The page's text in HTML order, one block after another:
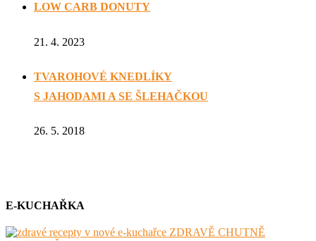
LOW CARB DONUTY
21. 4. 2023
TVAROHOVÉ KNEDLÍKY
S JAHODAMI A SE ŠLEHAČKOU
26. 5. 2018
E-KUCHAŘKA